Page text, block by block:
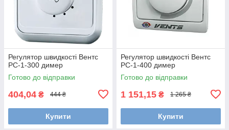
Регулятор швидкості Вентс
РС-1-300 димер
Готово до відправки
404,04 ₴ 444 ₴
Купити
Регулятор швидкості Вентс
РС-1-400 димер
Готово до відправки
1 151,15 ₴ 1 265 ₴
Купити